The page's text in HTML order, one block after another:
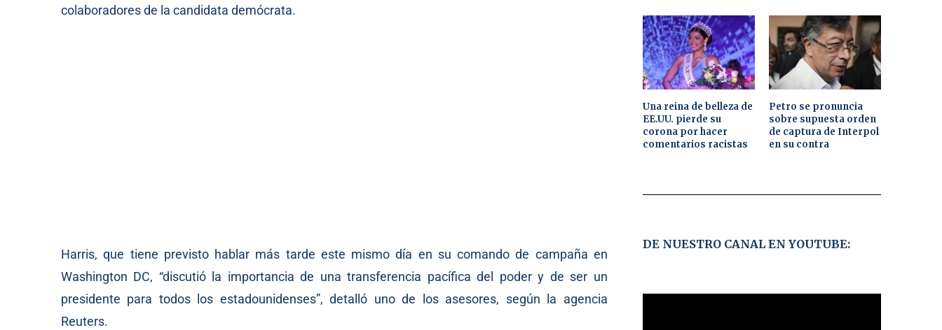
colaboradores de la candidata demócrata.
Harris, que tiene previsto hablar más tarde este mismo día en su comando de campaña en
Washington DC, “discutió la importancia de una transferencia pacífica del poder y de ser un
presidente para todos los estadounidenses”, detalló uno de los asesores, según la agencia
Reuters.
Una reina de belleza de
EE.UU. pierde su
corona por hacer
comentarios racistas
Petro se pronuncia
sobre supuesta orden
de captura de Interpol
en su contra
DE NUESTRO CANAL EN YOUTUBE: